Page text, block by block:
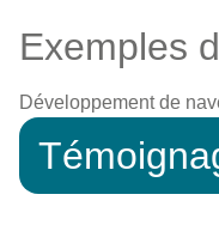
Exemples
Développement de